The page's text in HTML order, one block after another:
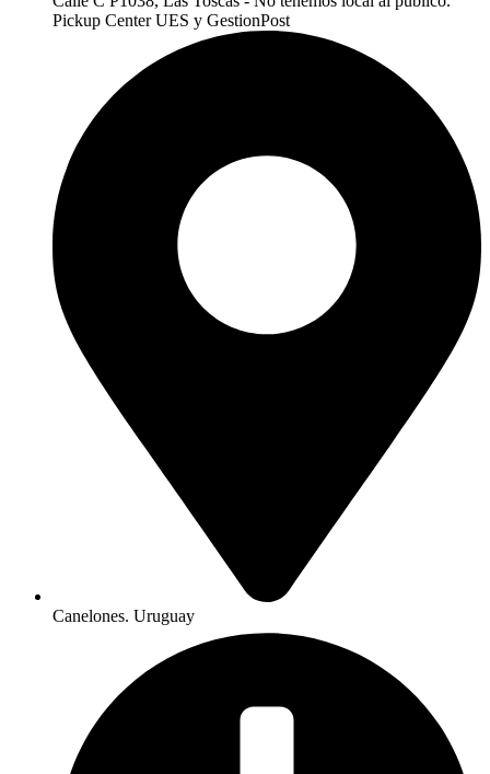
Pickup Center UES y GestionPost
Canelones. Uruguay